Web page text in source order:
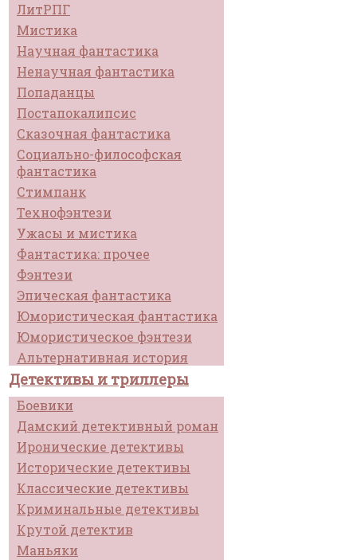
ЛитРПГ
Мистика
Научная фантастика
Ненаучная фантастика
Попаданцы
Постапокалипсис
Сказочная фантастика
Социально-философская
фантастика
Стимпанк
Технофэнтези
Ужасы и мистика
Фантастика: прочее
Фэнтези
Эпическая фантастика
Юмористическая фантастика
Юмористическое фэнтези
Альтернативная история
Детективы и триллеры
Боевики
Дамский детективный роман
Иронические детективы
Исторические детективы
Классические детективы
Криминальные детективы
Крутой детектив
Маньяки